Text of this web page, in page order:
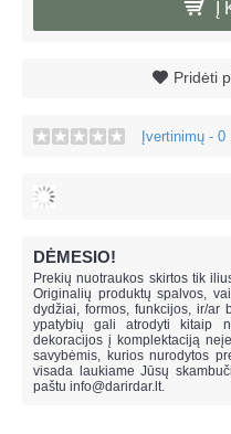
Pridėti
Įvertinimų - 0
DĖMESIO!
Prekių nuotraukos skirtos tik
Originalių produktų spalvos,
dydžiai, formos, funkcijos, ir/ar
ypatybių gali atrodyti kitaip
dekoracijos į komplektaciją
savybėmis, kurios nurodytos
visada laukiame Jūsų
paštu info@darirdar.lt.